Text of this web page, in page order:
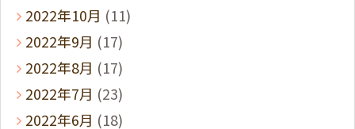
2022年10月 (11)
2022年9月 (17)
2022年8月 (17)
2022年7月 (23)
2022年6月 (18)